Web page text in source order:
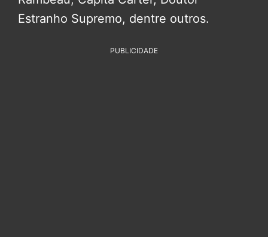
Estranho Supremo, dentre outros.
PUBLICIDADE